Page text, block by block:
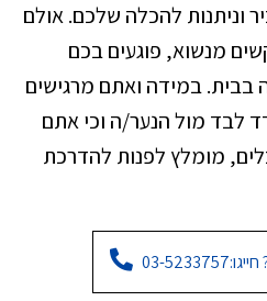
וניתנות להכלה שלכם. אולם
מנשוא, פוגעים בכם
בבית. במידה ואתם מרגישים
לבד מול הנער/ה וכי אתם
מומלץ לפנות להדרכת
03-5233757